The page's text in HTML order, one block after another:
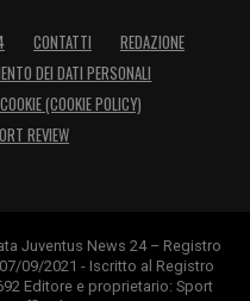
CONTATTI
REDAZIONE
DEI DATI PERSONALI
(COOKIE POLICY)
REVIEW
Juventus News 24 – Registro
09/2021 - Iscritto al Registro
Editore e proprietario: Sport